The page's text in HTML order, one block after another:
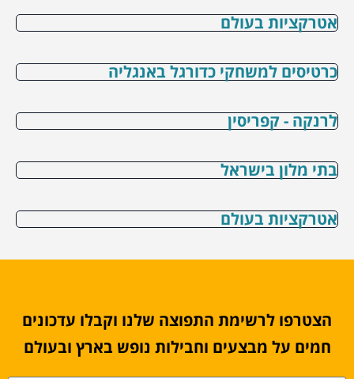
אטרקציות בעולם
כרטיסים למשחקי כדורגל באנגליה
לרנקה - קפריסין
בתי מלון בישראל
אטרקציות בעולם
הצטרפו לרשימת התפוצה שלנו וקבלו עדכונים
חמים על מבצעים וחבילות נופש בארץ ובעולם